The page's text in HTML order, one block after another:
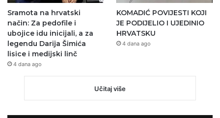
Sramota na hrvatski
način: Za pedofile i
ubojice idu inicijali, a za
legendu Darija Šimića
lisice i medijski linč
4 dana ago
KOMADIĆ POVIJESTI KOJI
JE PODIJELIO I UJEDINIO
HRVATSKU
4 dana ago
Učitaj više